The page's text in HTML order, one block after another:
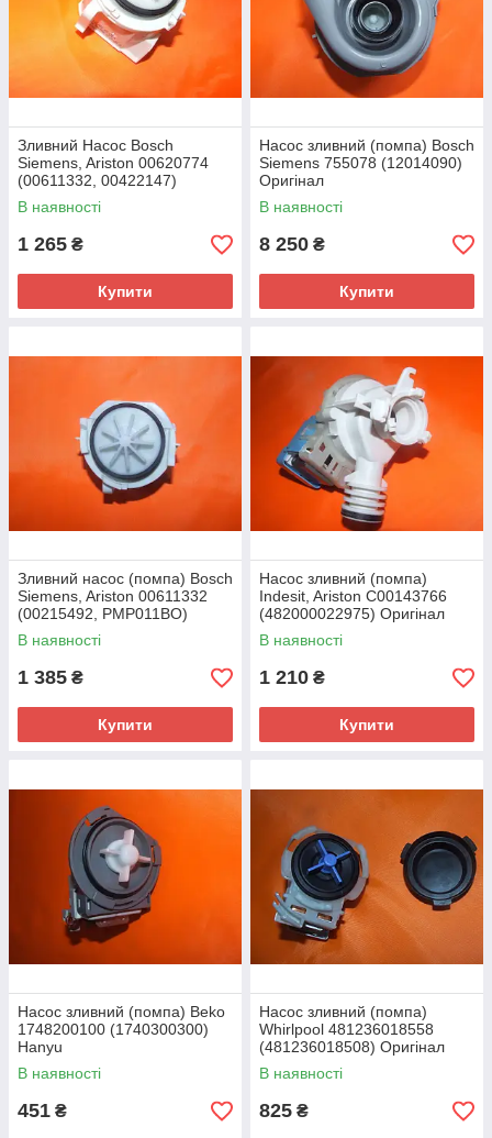
Зливний Насос Bosch
Siemens, Ariston 00620774
(00611332, 00422147)
Оригінал
В наявності
1 265 ₴
Купити
Насос зливний (помпа) Bosch
Siemens 755078 (12014090)
Оригінал
В наявності
8 250 ₴
Купити
Зливний насос (помпа) Bosch
Siemens, Ariston 00611332
(00215492, PMP011BO)
Оригінал
В наявності
1 385 ₴
Купити
Насос зливний (помпа)
Indesit, Ariston C00143766
(482000022975) Оригінал
В наявності
1 210 ₴
Купити
Насос зливний (помпа) Beko
1748200100 (1740300300)
Hanyu
В наявності
451 ₴
Насос зливний (помпа)
Whirlpool 481236018558
(481236018508) Оригінал
В наявності
825 ₴